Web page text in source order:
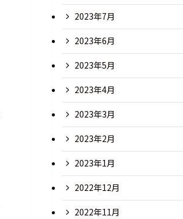
2023年7月
2023年6月
2023年5月
2023年4月
2023年3月
2023年2月
2023年1月
2022年12月
2022年11月